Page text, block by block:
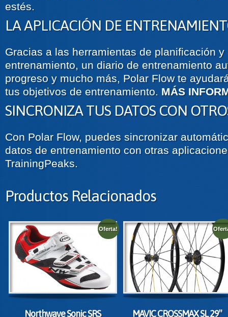
estés.
LA APLICACIÓN DE
Gracias a las herramientas de planificación
entrenamiento, un diario de entrenamiento
progreso y mucho más, Polar Flow te
tus objetivos de entrenamiento. MÁS
SINCRONIZA TUS DATOS CON
Con Polar Flow, puedes sincronizar
datos de entrenamiento con otras
TrainingPeaks.
Productos Relacionados
Oferta!
Northwave Sonic SRS MAVIC CROSSMAX SL 29″